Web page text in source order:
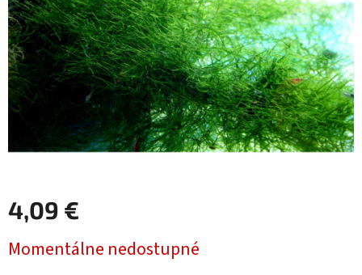
4,09 €
cena:
Momentálne nedostupné